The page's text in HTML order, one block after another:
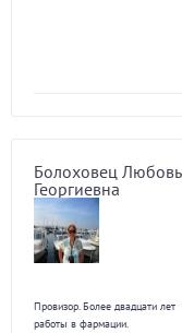
Болоховец Любовь
Георгиевна
Провизор. Более двадцати лет
работы в фармации.